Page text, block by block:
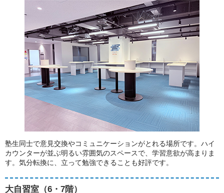
塾生同士で意見交換やコミュニケーションがとれる場所です。ハイ
カウンターが並ぶ明るい雰囲気のスペースで、学習意欲が高まりま
す。気分転換に、立って勉強できることも好評です。
大自習室（6・7階）